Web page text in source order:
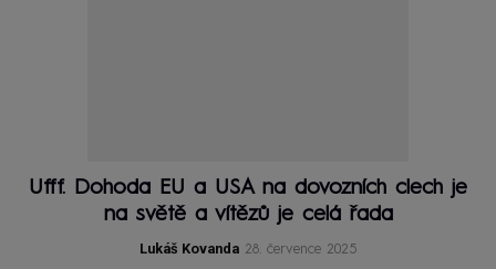
Ufff. Dohoda EU a USA na dovozních clech je
na světě a vítězů je celá řada
Lukáš Kovanda28. července 2025